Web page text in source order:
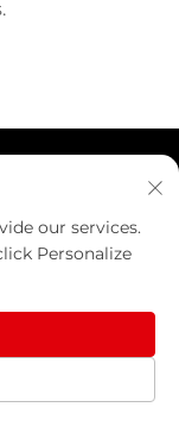
sofisticada e
projetos
de
our services.
Personalize